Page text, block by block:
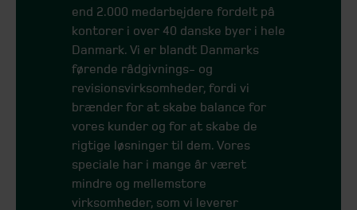
end 2.000 medarbejdere fordelt på
kontorer i over 40 danske byer i hele
Danmark. Vi er blandt Danmarks
førende rådgivnings- og
revisionsvirksomheder, fordi vi
brænder for at skabe balance for
vores kunder og for at skabe de
rigtige løsninger til dem. Vores
speciale har i mange år været
mindre og mellemstore
virksomheder, som vi leverer